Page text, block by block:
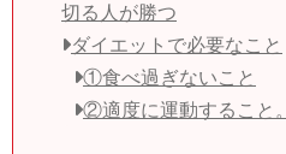
切る人が勝つ
ダイエットで必要なこと
①食べ過ぎないこと
②適度に運動すること。